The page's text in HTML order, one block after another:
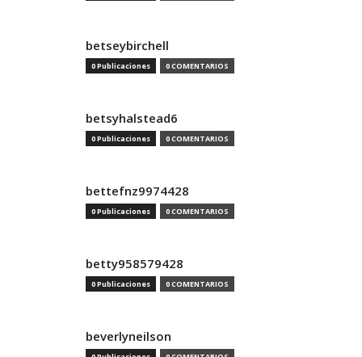
betseybirchell
0 Publicaciones 0 COMENTARIOS
betsyhalstead6
0 Publicaciones 0 COMENTARIOS
bettefnz9974428
0 Publicaciones 0 COMENTARIOS
betty958579428
0 Publicaciones 0 COMENTARIOS
beverlyneilson